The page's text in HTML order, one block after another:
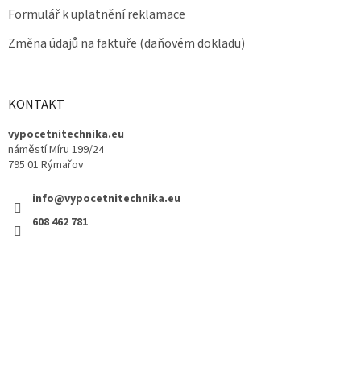
Formulář k uplatnění reklamace
Změna údajů na faktuře (daňovém dokladu)
KONTAKT
vypocetnitechnika.eu
náměstí Míru 199/24
795 01 Rýmařov
info@vypocetnitechnika.eu
608 462 781